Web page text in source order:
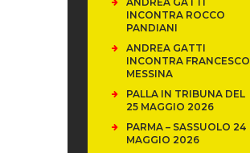
INCONTRA ROCCO
PANDIANI
ANDREA GATTI
INCONTRA FRANCESCO
MESSINA
PALLA IN TRIBUNA DEL
25 MAGGIO 2026
PARMA – SASSUOLO 24
MAGGIO 2026